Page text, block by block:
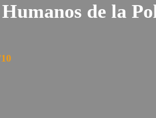
Humanos de la